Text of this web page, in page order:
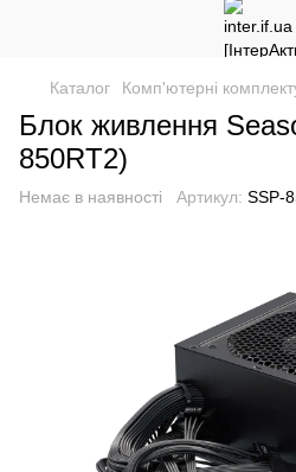
Каталог Комп'ютерні
Блок живлення
850RT2)
Немає в наявності Артикул: SSP-